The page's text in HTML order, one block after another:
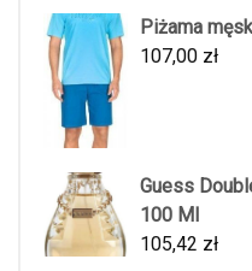
Piżama
107,00 zł
Guess
100 Ml
105,42 zł